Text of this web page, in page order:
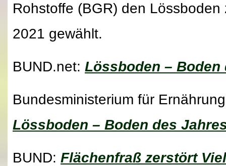
Rohstoffe (BGR) den
2021 gewählt.
BUND.net: Lössboden – Boden
Bundesministerium für
Lössboden – Boden des
BUND: Flächenfraß zerstört